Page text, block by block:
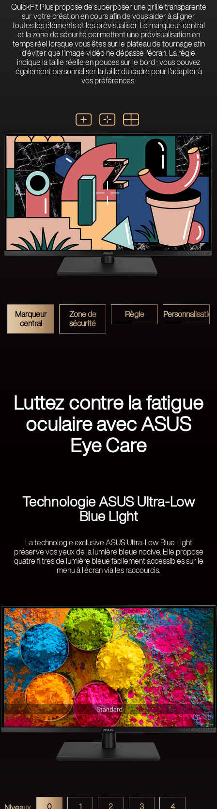
QuickFit Plus propose de superposer une grille transparente
sur votre création en cours afin de vous aider à aligner
toutes les éléments et les prévisualiser. Le marqueur central
et la zone de sécurité permettent une prévisualisation en
temps réel lorsque vous êtes sur le plateau de tournage afin
d'éviter que l'image vidéo ne dépasse l'écran. La règle
indique la taille réelle en pouces sur le bord ; vous pouvez
également personnaliser la taille du cadre pour l'adapter à
vos préférences.
Marqueur
central
Zone de
sécurité
Règle Personnalisation
Luttez contre la fatigue
oculaire avec ASUS
Eye Care
Technologie ASUS Ultra-Low
Blue Light
La technologie exclusive ASUS Ultra-Low Blue Light
préserve vos yeux de la lumière bleue nocive. Elle propose
quatre filtres de lumière bleue facilement accessibles sur le
menu à l'écran via les raccourcis.